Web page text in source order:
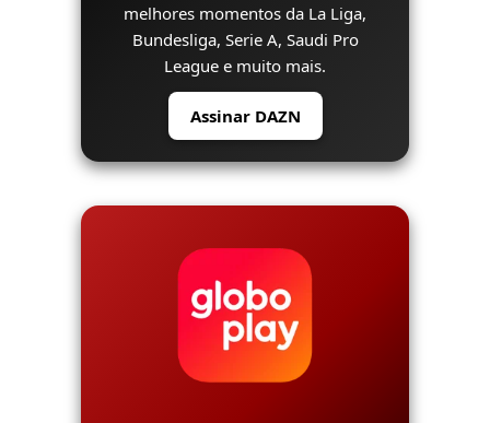
melhores momentos da La Liga,
Bundesliga, Serie A, Saudi Pro
League e muito mais.
Assinar DAZN